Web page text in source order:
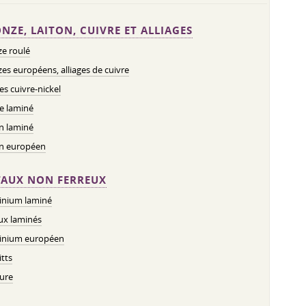
LAITON, CUIVRE ET ALLIAGES
roulé
européens, alliages de cuivre
cuivre-nickel
laminé
laminé
européen
NON FERREUX
laminé
laminés
européen